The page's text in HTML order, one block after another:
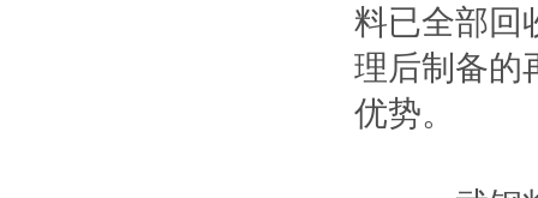
料已全部回
理后制备的
优势。